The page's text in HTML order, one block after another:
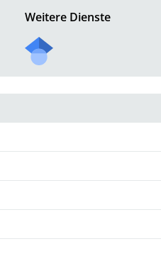
Weitere Dienste